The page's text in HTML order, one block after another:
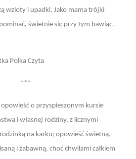
wzloty i upadki. Jako mama trójki
świetnie się przy tym bawiąc.
Polka Czyta
***
o przyspieszonym kursie
i własnej rodziny, z licznymi
na karku; opowieść świetną,
i zabawną, choć chwilami całkiem